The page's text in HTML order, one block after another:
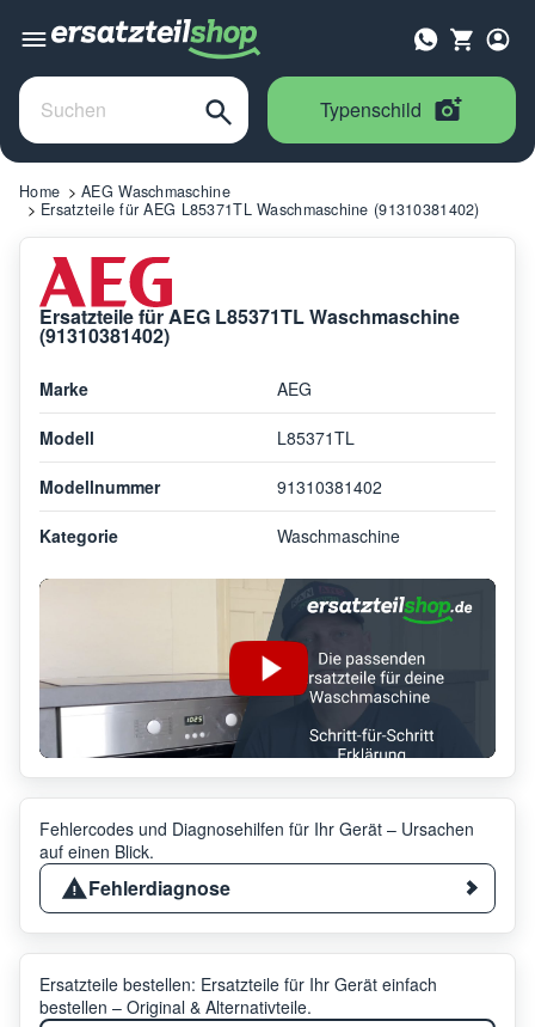
Typenschild
Home
AEG Waschmaschine
Ersatzteile für AEG L85371TL Waschmaschine (91310381402)
Ersatzteile für AEG L85371TL Waschmaschine
(91310381402)
Marke AEG
Modell L85371TL
Modellnummer 91310381402
Kategorie Waschmaschine
Fehlercodes und Diagnosehilfen für Ihr Gerät – Ursachen
auf einen Blick.
Fehlerdiagnose
Ersatzteile bestellen: Ersatzteile für Ihr Gerät einfach
bestellen – Original & Alternativteile.